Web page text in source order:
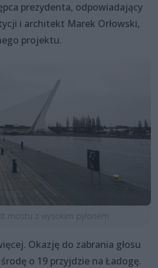
prezydenta, odpowiadający
i architekt Marek Orłowski,
projektu.
mostu z wysokim pylonem
Okazję do zabrania głosu
o 19 przyjdzie na Ładogę.